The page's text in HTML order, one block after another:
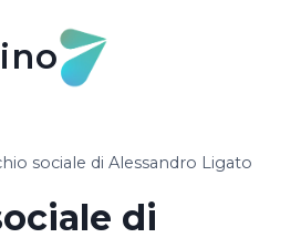
sociale di Alessandro Ligato
di